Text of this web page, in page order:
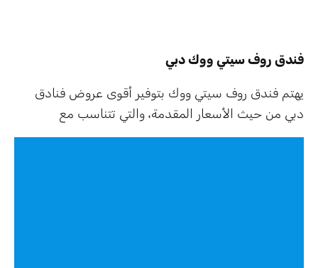
فندق روف سيتي ووك دبي
يهتم فندق روف سيتي ووك بتوفير أقوى عروض فنادق
دبي من حيث الأسعار المقدمة، والتي تتناسب مع